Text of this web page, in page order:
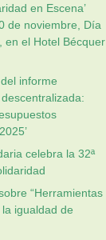
en Escena’
de noviembre, Día
en el Hotel Bécquer
informe
descentralizada:
celebra la 32ª
“Herramientas
igualdad de